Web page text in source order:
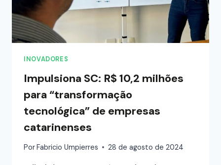
INOVADORES
Impulsiona SC: R$ 10,2 milhões
para “transformação
tecnológica” de empresas
catarinenses
PorFabricio Umpierres 28 de agosto de 2024